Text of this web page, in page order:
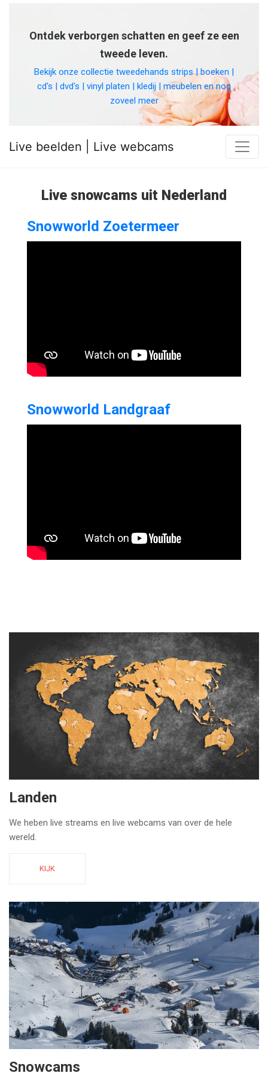
Ontdek verborgen schatten en geef ze een
tweede leven.
Bekijk onze collectie tweedehands strips | boeken |
cd's | dvd's | vinyl platen | kledij | meubelen en nog
zoveel meer
Live beelden | Live webcams
Live snowcams uit Nederland
Snowworld Zoetermeer
Snowworld Landgraaf
Landen
We heben live streams en live webcams van over de hele
wereld.
KIJK
Snowcams